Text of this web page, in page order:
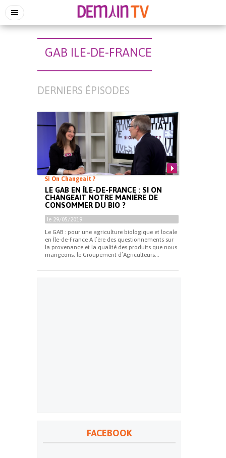
GAB ILE-DE-FRANCE
DERNIERS ÉPISODES
Si On Changeait ?
LE GAB EN ÎLE-DE-FRANCE : SI ON
CHANGEAIT NOTRE MANIÈRE DE
CONSOMMER DU BIO ?
le 29/05/2019
Le GAB : pour une agriculture biologique et locale
en Île-de-France A l’ère des questionnements sur
la provenance et la qualité des produits que nous
mangeons, le Groupement d’Agriculteurs...
FACEBOOK